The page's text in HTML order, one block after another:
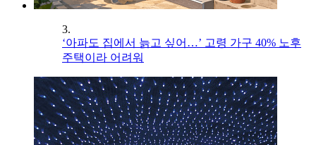
3.
‘아파도 집에서 늙고 싶어…’ 고령 가구 40% 노후
주택이라 어려워